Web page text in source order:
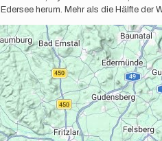
herum. Mehr als die Hälfte der